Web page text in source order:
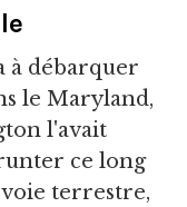
à débarquer
le Maryland,
l'avait
ce long
terrestre,